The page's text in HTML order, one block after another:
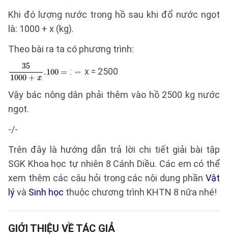
Khi đó lượng nước trong hồ sau khi đổ nước ngọt
là: 1000 + x (kg).
Theo bài ra ta có phương trình:
⇔ x = 2500
Vậy bác nông dân phải thêm vào hồ 2500 kg nước
ngọt.
-/-
Trên đây là hướng dẫn trả lời chi tiết giải bài tập
SGK Khoa học tự nhiên 8 Cánh Diều. Các em có thể
xem thêm các câu hỏi trong các nội dung phần Vật
lývà Sinh học thuộc chương trình KHTN 8 nữa nhé!
GIỚI THIỆU VỀ TÁC GIẢ